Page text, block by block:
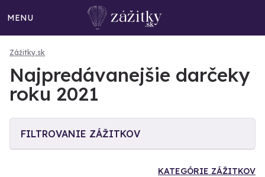
MENU
Zážitky.sk
Najpredávanejšie darčeky
roku 2021
FILTROVANIE ZÁŽITKOV
KATEGÓRIE ZÁŽITKOV